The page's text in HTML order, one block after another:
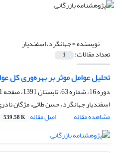
نویسنده =جهانگرد، اسفندیار
تعداد مقالات: 1
تحلیل عوامل موثر بر بهره‌وری کل
دوره 16، شماره 63، تابستان 1391، صفحه
اسفندیار جهانگرد، حسن طائی، مژگان
مشاهده مقاله
اصل مقاله 539.58 K